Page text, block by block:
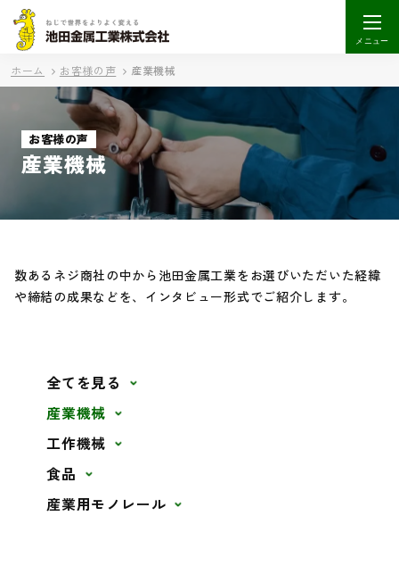
メニュー
ホーム お客様の声 産業機械
お客様の声
産業機械
数あるネジ商社の中から池田金属工業をお選びいただいた経緯
や締結の成果などを、インタビュー形式でご紹介します。
全てを見る
産業機械
工作機械
食品
産業用モノレール